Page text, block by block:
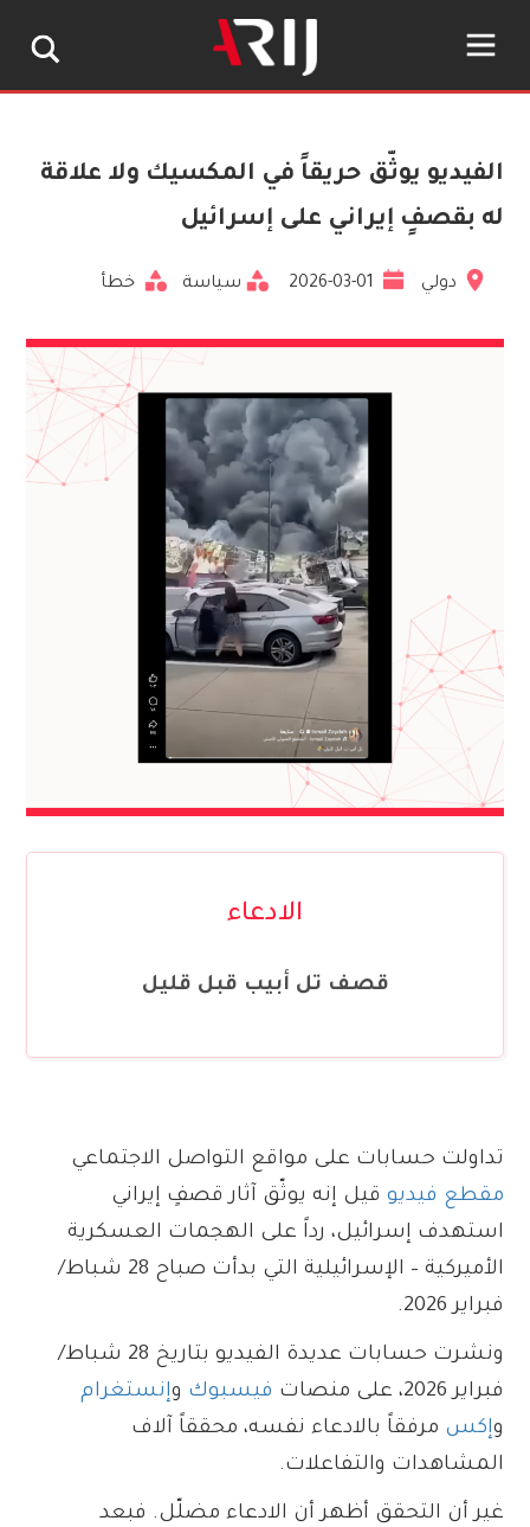
الفيديو يوثّق حريقاً في المكسيك ولا علاقة
له بقصفٍ إيراني على إسرائيل
دولي 2026-03-01 سياسة خطأ
الادعاء
قصف تل أبيب قبل قليل
تداولت حسابات على مواقع التواصل الاجتماعي
مقطع فيديو قيل إنه يوثّق آثار قصفٍ إيراني
استهدف إسرائيل، رداً على الهجمات العسكرية
الأميركية – الإسرائيلية التي بدأت صباح 28 شباط/
فبراير 2026.
ونشرت حسابات عديدة الفيديو بتاريخ 28 شباط/
فبراير 2026، على منصات
فيسبوك وإنستغرام
وإكس مرفقاً بالادعاء نفسه، محققاً آلاف
المشاهدات والتفاعلات.
غير أن التحقق أظهر أن الادعاء مضلّل. فبعد